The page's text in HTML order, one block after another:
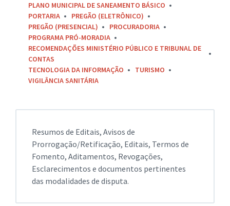
PLANO MUNICIPAL DE SANEAMENTO BÁSICO
PORTARIA
PREGÃO (ELETRÔNICO)
PREGÃO (PRESENCIAL)
PROCURADORIA
PROGRAMA PRÓ-MORADIA
RECOMENDAÇÕES MINISTÉRIO PÚBLICO E TRIBUNAL DE
CONTAS
TECNOLOGIA DA INFORMAÇÃO
TURISMO
VIGILÂNCIA SANITÁRIA
Resumos de Editais, Avisos de
Prorrogação/Retificação, Editais, Termos de
Fomento, Aditamentos, Revogações,
Esclarecimentos e documentos pertinentes
das modalidades de disputa.